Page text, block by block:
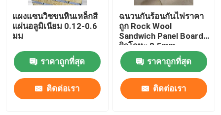
แผงแซนวิชขนหินเหล็กสี
แผ่นอลูมิเนียม 0.12-0.6
มม
ราคาถูกที่สุด
ติดต่อเรา
ฉนวนกันร้อนกันไฟราคา
ถูก Rock Wool
Sandwich Panel Board
ผิวโลหะ 0.5mm
ราคาถูกที่สุด
ติดต่อเรา